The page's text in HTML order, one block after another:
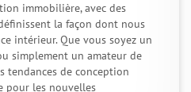
immobilière, avec des
la façon dont nous
intérieur. Que vous soyez un
simplement un amateur de
tendances de conception
pour les nouvelles